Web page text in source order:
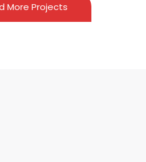
More Projects